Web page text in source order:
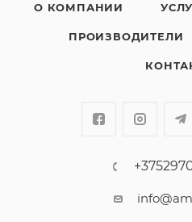
О КОМПАНИИ
ПРОИЗВОДИТЕЛИ